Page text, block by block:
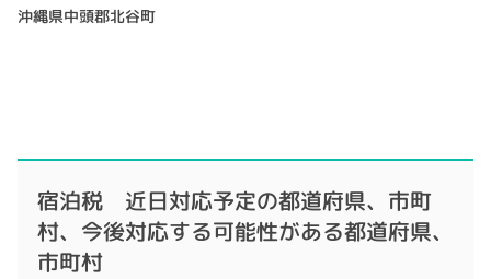
沖縄県中頭郡北谷町
宿泊税 近日対応予定の都道府県、市町
村、今後対応する可能性がある都道府県、
市町村